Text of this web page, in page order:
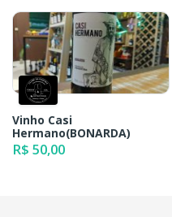
Vinho Casi
Hermano(BONARDA)
R$ 50,00